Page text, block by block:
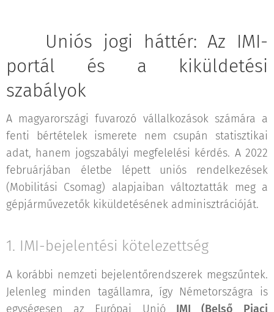
🚛 Uniós jogi háttér: Az IMI-
portál és a kiküldetési
szabályok
A magyarországi fuvarozó vállalkozások számára a
fenti bértételek ismerete nem csupán statisztikai
adat, hanem jogszabályi megfelelési kérdés. A 2022
februárjában életbe lépett uniós rendelkezések
(Mobilitási Csomag) alapjaiban változtatták meg a
gépjárművezetők kiküldetésének adminisztrációját.
1. IMI-bejelentési kötelezettség
A korábbi nemzeti bejelentőrendszerek megszűntek.
Jelenleg minden tagállamra, így Németországra is
egységesen az Európai Unió IMI (Belső Piaci